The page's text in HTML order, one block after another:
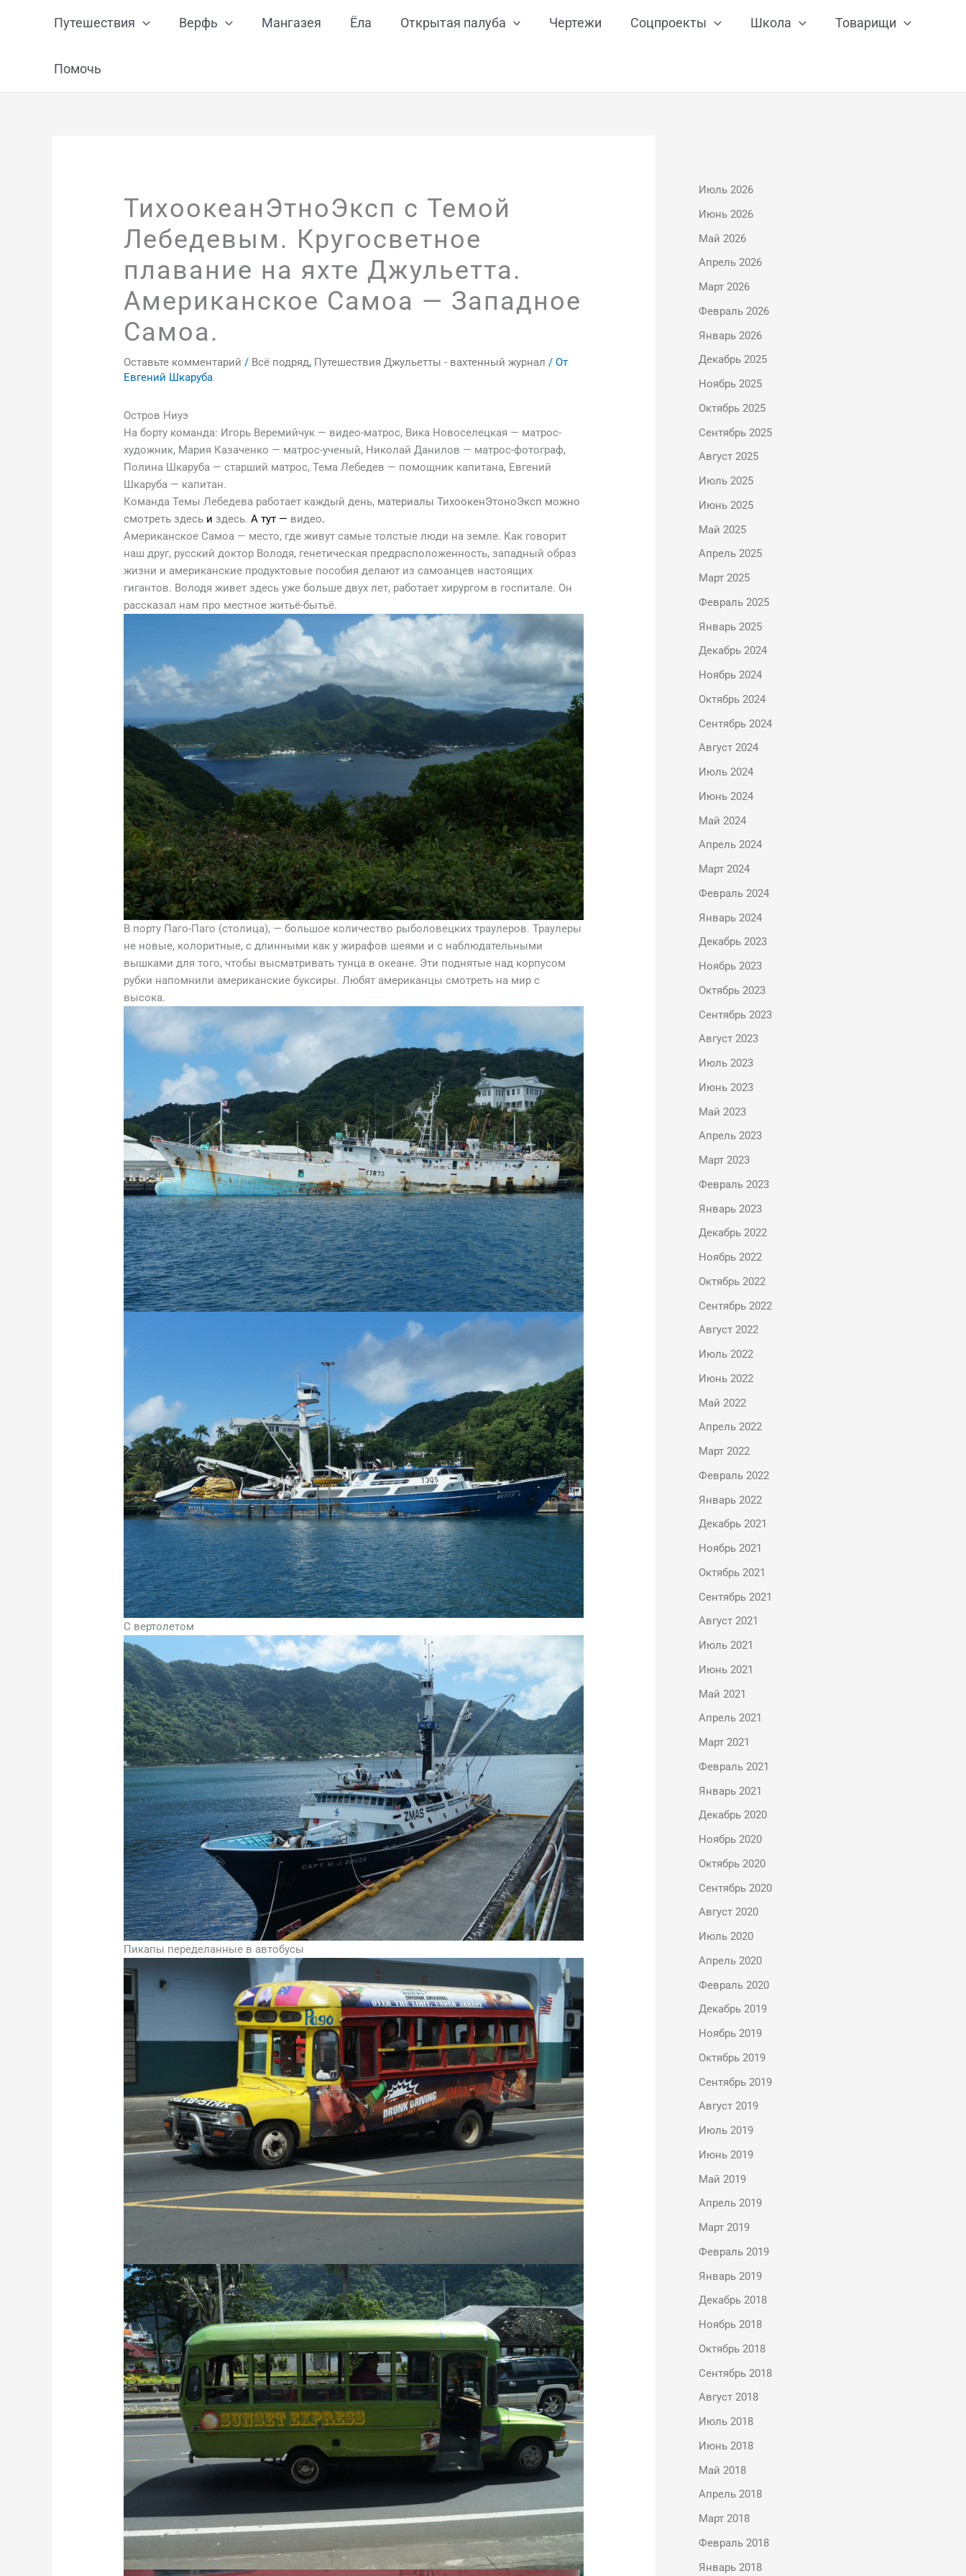
Путешествия Верфь Мангазея Ёла Открытая палуба Чертежи Соцпроекты Школа Товарищи
Помочь
ТихоокеанЭтноЭксп с Темой
Лебедевым. Кругосветное
плавание на яхте Джульетта.
Американское Самоа — Западное
Самоа.
Оставьте комментарий / Всё подряд, Путешествия Джульетты - вахтенный журнал / От
Евгений Шкаруба
Остров Ниуэ
На борту команда: Игорь Веремийчук — видео-матрос, Вика Новоселецкая — матрос-
художник, Мария Казаченко — матрос-ученый, Николай Данилов — матрос-фотограф,
Полина Шкаруба — старший матрос, Тема Лебедев — помощник капитана, Евгений
Шкаруба — капитан.
Команда Темы Лебедева работает каждый день, материалы ТихоокенЭтоноЭксп можно
смотреть здесь и здесь. А тут — видео.
Американское Самоа — место, где живут самые толстые люди на земле. Как говорит
наш друг, русский доктор Володя, генетическая предрасположенность, западный образ
жизни и американские продуктовые пособия делают из самоанцев настоящих
гигантов. Володя живет здесь уже больше двух лет, работает хирургом в госпитале. Он
рассказал нам про местное житьё-бытьё.
В порту Паго-Паго (столица), — большое количество рыболовецких траулеров. Траулеры
не новые, колоритные, с длинными как у жирафов шеями и с наблюдательными
вышками для того, чтобы высматривать тунца в океане. Эти поднятые над корпусом
рубки напомнили американские буксиры. Любят американцы смотреть на мир с
высока.
С вертолетом
Пикапы переделанные в автобусы
Июль 2026
Июнь 2026
Май 2026
Апрель 2026
Март 2026
Февраль 2026
Январь 2026
Декабрь 2025
Ноябрь 2025
Октябрь 2025
Сентябрь 2025
Август 2025
Июль 2025
Июнь 2025
Май 2025
Апрель 2025
Март 2025
Февраль 2025
Январь 2025
Декабрь 2024
Ноябрь 2024
Октябрь 2024
Сентябрь 2024
Август 2024
Июль 2024
Июнь 2024
Май 2024
Апрель 2024
Март 2024
Февраль 2024
Январь 2024
Декабрь 2023
Ноябрь 2023
Октябрь 2023
Сентябрь 2023
Август 2023
Июль 2023
Июнь 2023
Май 2023
Апрель 2023
Март 2023
Февраль 2023
Январь 2023
Декабрь 2022
Ноябрь 2022
Октябрь 2022
Сентябрь 2022
Август 2022
Июль 2022
Июнь 2022
Май 2022
Апрель 2022
Март 2022
Февраль 2022
Январь 2022
Декабрь 2021
Ноябрь 2021
Октябрь 2021
Сентябрь 2021
Август 2021
Июль 2021
Июнь 2021
Май 2021
Апрель 2021
Март 2021
Февраль 2021
Январь 2021
Декабрь 2020
Ноябрь 2020
Октябрь 2020
Сентябрь 2020
Август 2020
Июль 2020
Апрель 2020
Февраль 2020
Декабрь 2019
Ноябрь 2019
Октябрь 2019
Сентябрь 2019
Август 2019
Июль 2019
Июнь 2019
Май 2019
Апрель 2019
Март 2019
Февраль 2019
Январь 2019
Декабрь 2018
Ноябрь 2018
Октябрь 2018
Сентябрь 2018
Август 2018
Июль 2018
Июнь 2018
Май 2018
Апрель 2018
Март 2018
Февраль 2018
Январь 2018